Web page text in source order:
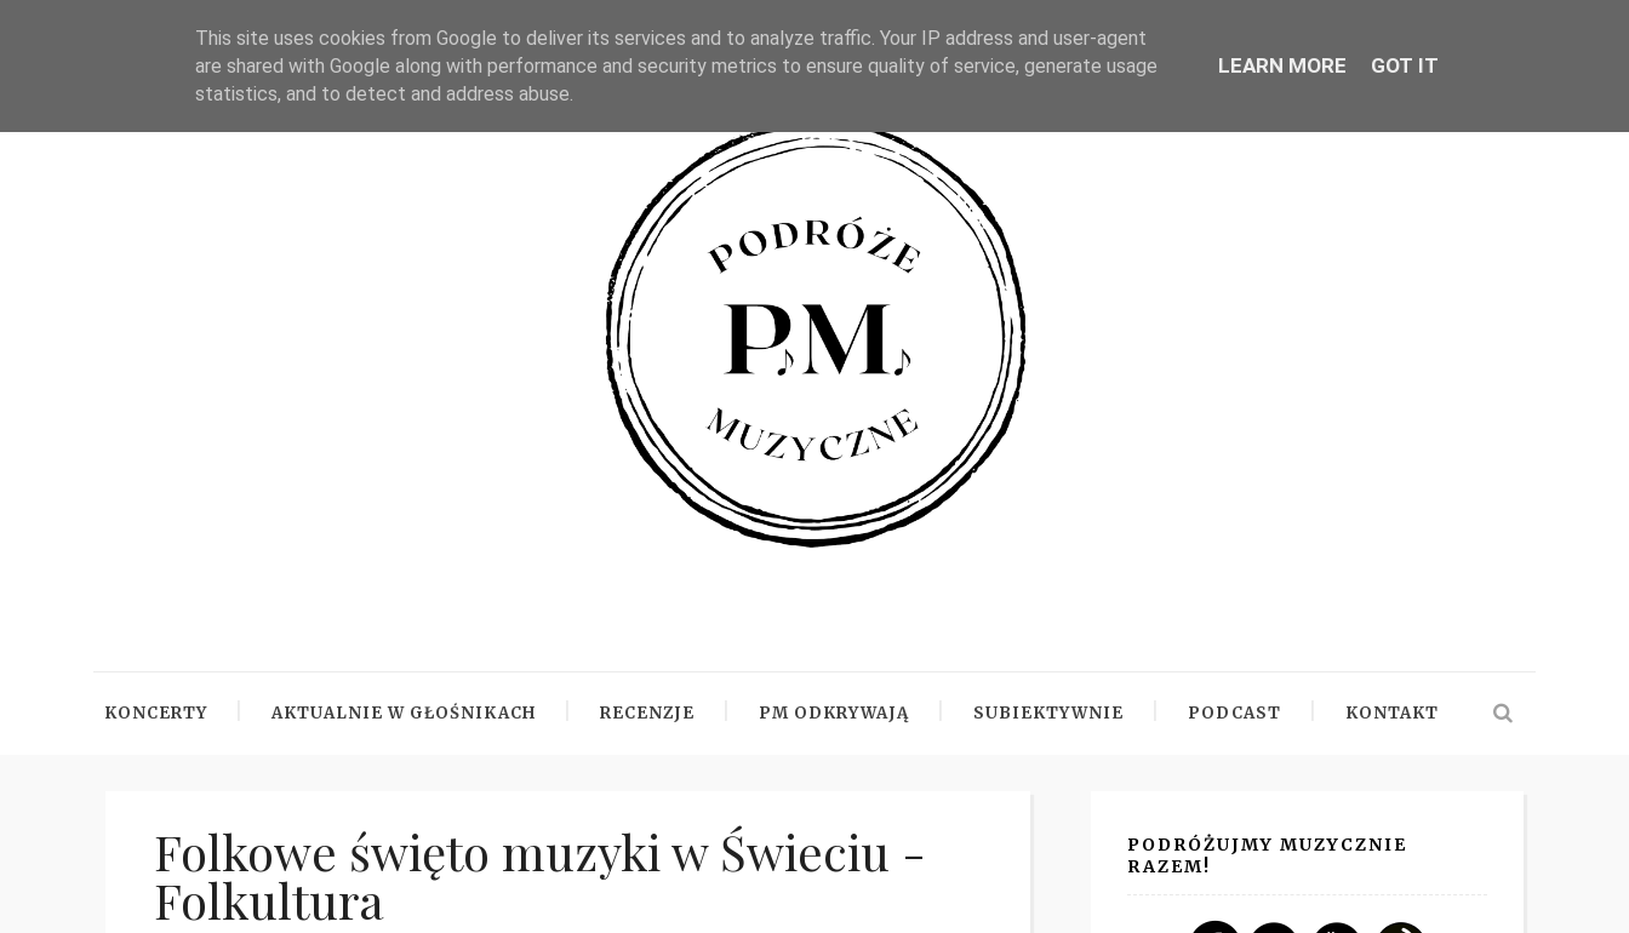
KONCERTY AKTUALNIE W GŁOŚNIKACH RECENZJE PM ODKRYWAJĄ SUBIEKTYWNIE PODCAST KONTAKT
Folkowe święto muzyki w Świeciu -
Folkultura
PODRÓŻUJMY MUZYCZNIE
RAZEM!
This site uses cookies from Google to deliver its services and to analyze traffic. Your IP address and user-agent
are shared with Google along with performance and security metrics to ensure quality of service, generate usage
statistics, and to detect and address abuse.
LEARN MORE GOT IT